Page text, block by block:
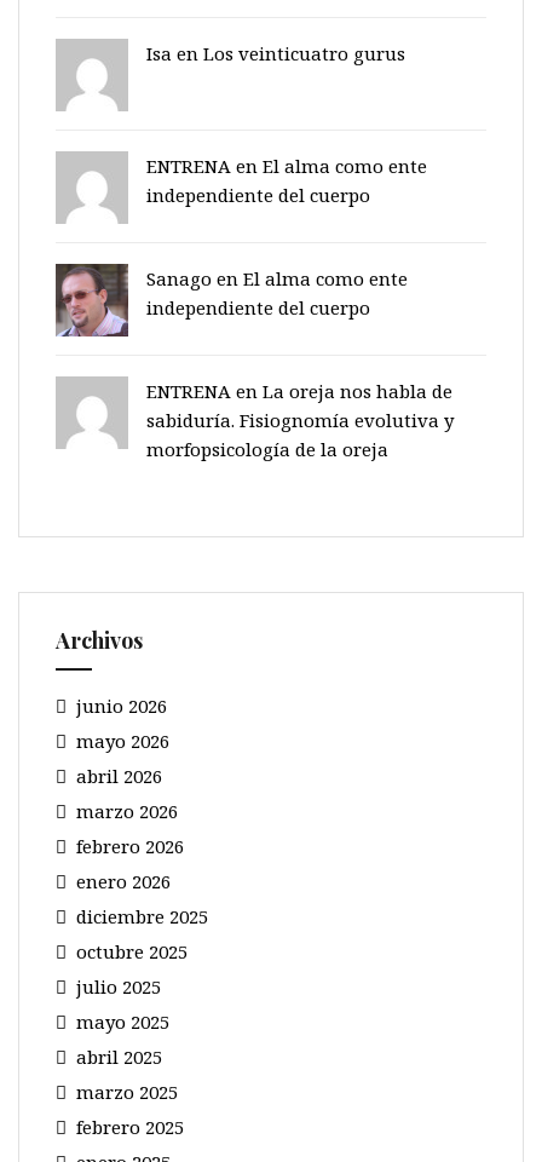
Isa en Los veinticuatro gurus
ENTRENA en El alma como ente
independiente del cuerpo
Sanago en El alma como ente
independiente del cuerpo
ENTRENA en La oreja nos habla de
sabiduría. Fisiognomía evolutiva y
morfopsicología de la oreja
Archivos
junio 2026
mayo 2026
abril 2026
marzo 2026
febrero 2026
enero 2026
diciembre 2025
octubre 2025
julio 2025
mayo 2025
abril 2025
marzo 2025
febrero 2025